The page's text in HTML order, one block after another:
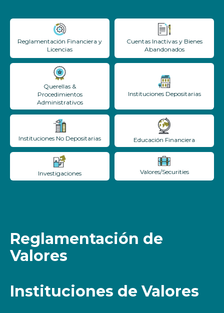
Reglamentación Financiera y
Licencias
Cuentas Inactivas y Bienes
Abandonados
Querellas &
Procedimientos
Administrativos
Instituciones Depositarias
Instituciones No Depositarias Educación Financiera
Investigaciones Valores/Securities
Reglamentación de
Valores
Instituciones de Valores